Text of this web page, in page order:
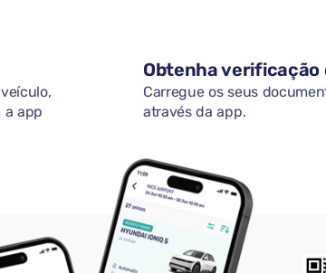
a app
Obtenha verificação
Carregue os seus
através da app.